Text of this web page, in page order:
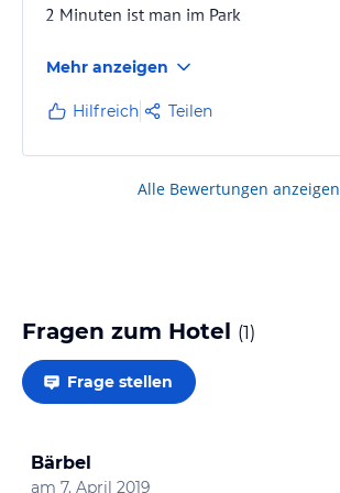
2 Minuten ist man im Park
Mehr anzeigen
Hilfreich Teilen
Alle Bewertungen anzeigen
Fragen zum Hotel (1)
Frage stellen
Bärbel
am 7. April 2019